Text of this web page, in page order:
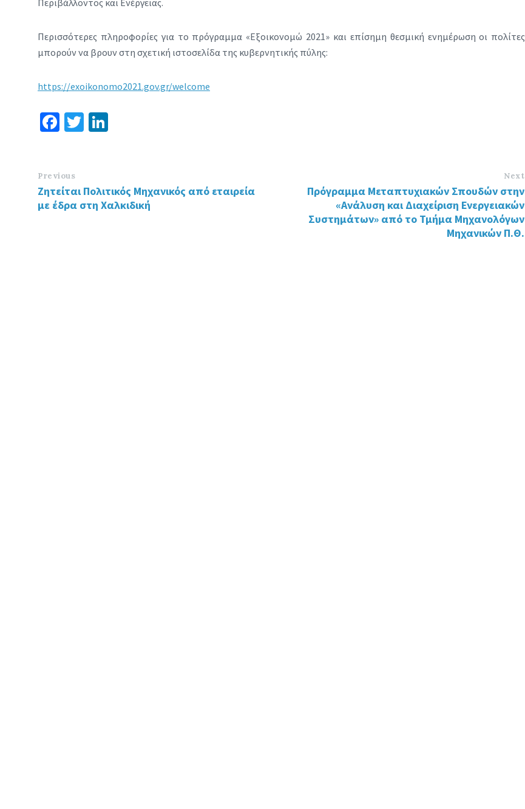
Περισσότερες πληροφορίες για το πρόγραμμα «Εξοικονομώ 2021» και επίσημη θεσμική ενημέρωση οι πολίτες
μπορούν να βρουν στη σχετική ιστοσελίδα της κυβερνητικής πύλης:
https://exoikonomo2021.gov.gr/welcome
Fa
o
o
k
T
dI
n
Previous
Ζητείται Πολιτικός Μηχανικός από εταιρεία
με έδρα στη Χαλκιδική
Next
Πρόγραμμα Μεταπτυχιακών Σπουδών στην
«Ανάλυση και Διαχείριση Ενεργειακών
Συστημάτων» από το Τμήμα Μηχανολόγων
Μηχανικών Π.Θ.